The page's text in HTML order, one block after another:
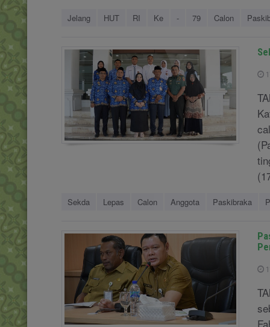
Jelang HUT RI Ke - 79 Calon
Sekda Lepas Calon Anggota Paskibraka